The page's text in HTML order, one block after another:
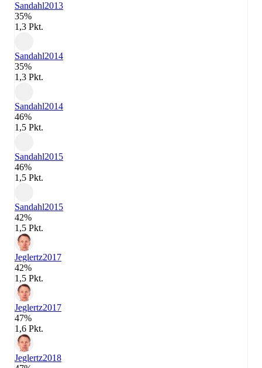
Sandahl2013
35%
1,3 Pkt.
Sandahl2014
35%
1,3 Pkt.
Sandahl2014
46%
1,5 Pkt.
Sandahl2015
46%
1,5 Pkt.
Sandahl2015
42%
1,5 Pkt.
Jeglertz2017
42%
1,5 Pkt.
Jeglertz2017
47%
1,6 Pkt.
Jeglertz2018